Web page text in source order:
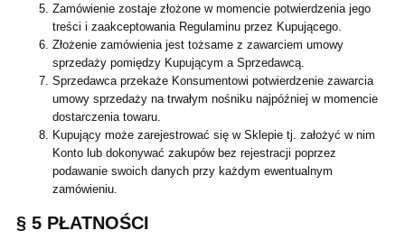
Zamówienie zostaje złożone w momencie potwierdzenia jego
treści i zaakceptowania Regulaminu przez Kupującego.
Złożenie zamówienia jest tożsame z zawarciem umowy
sprzedaży pomiędzy Kupującym a Sprzedawcą.
Sprzedawca przekaże Konsumentowi potwierdzenie zawarcia
umowy sprzedaży na trwałym nośniku najpóźniej w momencie
dostarczenia towaru.
Kupujący może zarejestrować się w Sklepie tj. założyć w nim
Konto lub dokonywać zakupów bez rejestracji poprzez
podawanie swoich danych przy każdym ewentualnym
zamówieniu.
§ 5 PŁATNOŚCI